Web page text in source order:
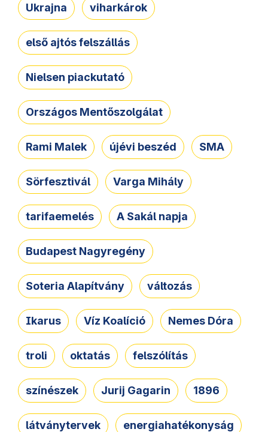
Ukrajna viharkárok
első ajtós felszállás
Nielsen piackutató
Országos Mentőszolgálat
Rami Malek újévi beszéd SMA
Sörfesztivál Varga Mihály
tarifaemelés A Sakál napja
Budapest Nagyregény
Soteria Alapítvány változás
Ikarus Víz Koalíció Nemes Dóra
troli oktatás felszólítás
színészek Jurij Gagarin 1896
látványtervek energiahatékonyság